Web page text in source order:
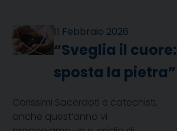
11 Febbraio 2026
“Sveglia il cuore:
sposta la pietra”
Carissimi Sacerdoti e catechisti,
anche quest’anno vi